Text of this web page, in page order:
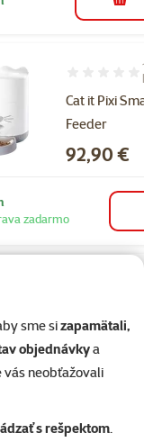
sme sizapamätali,
objednávkya
neobťažovali
s rešpektom.
do
Cat it Pixi
Feeder
Hodnotenie
Cena
92,90 €
zadarmo
dráha 2.0
Cena
16,49 €